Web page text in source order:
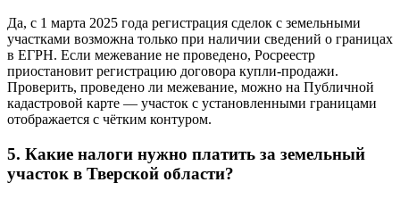
Да, с 1 марта 2025 года регистрация сделок с земельными
участками возможна только при наличии сведений о границах
в ЕГРН. Если межевание не проведено, Росреестр
приостановит регистрацию договора купли-продажи.
Проверить, проведено ли межевание, можно на Публичной
кадастровой карте — участок с установленными границами
отображается с чётким контуром.
5. Какие налоги нужно платить за земельный
участок в Тверской области?